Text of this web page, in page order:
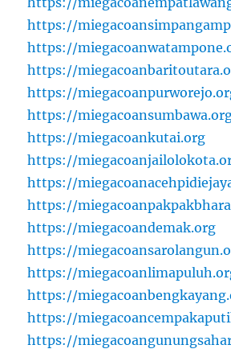
https://
https://
https://
https://
https://
https://miegacoankutai.org
https://
https://
https://
https://miegacoandemak.org
https://
https://
https://
https://
https://